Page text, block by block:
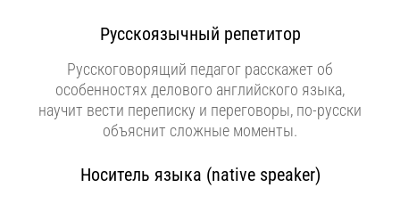
Русскоязычный репетитор
Русскоговорящий педагог расскажет об
особенностях делового английского языка,
научит вести переписку и переговоры, по-русски
объяснит сложные моменты.
Носитель языка (native speaker)